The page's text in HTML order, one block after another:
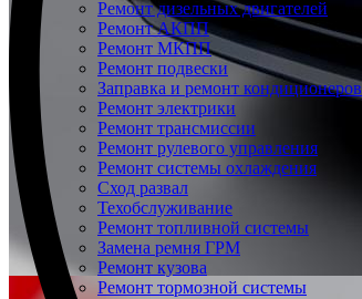
Ремонт дизельных двигателей
Ремонт АКПП
Ремонт МКПП
Ремонт подвески
Заправка и ремонт кондиционеров
Ремонт электрики
Ремонт трансмиссии
Ремонт рулевого управления
Ремонт системы охлаждения
Сход развал
Техобслуживание
Ремонт топливной системы
Замена ремня ГРМ
Ремонт кузова
Ремонт тормозной системы